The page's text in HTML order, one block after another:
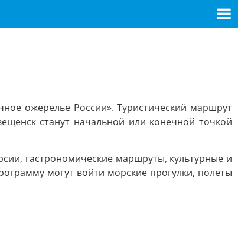
ожерелье России». Туристический маршрут
станут начальной или конечной точкой
гастрономические маршруты, культурные и
могут войти морские прогулки, полеты